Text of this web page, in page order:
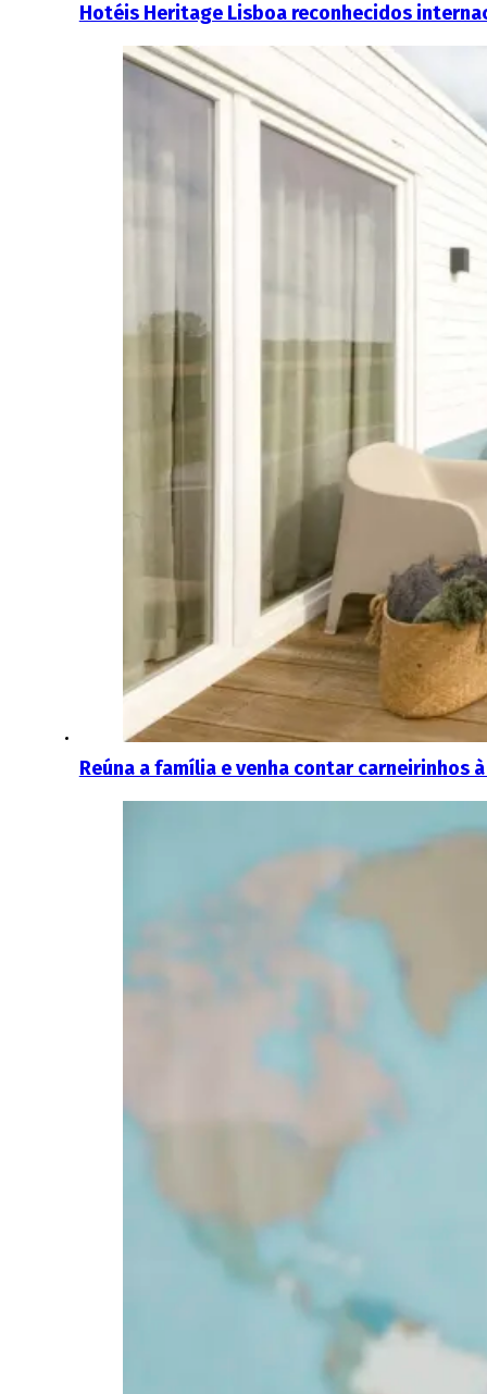
Hotéis Heritage Lisboa reconhecidos
Reúna a família e venha contar